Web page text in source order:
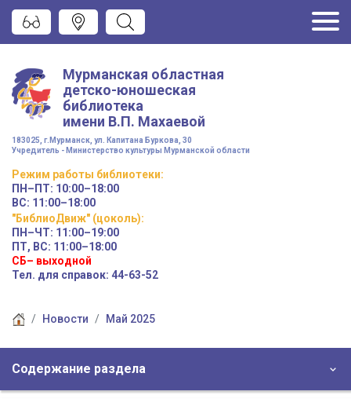
Мурманская областная
детско-юношеская
библиотека
имени В.П. Махаевой
183025, г.Мурманск, ул. Капитана Буркова, 30
Учредитель - Министерство культуры Мурманской области
Режим работы библиотеки:
ПН–ПТ: 10:00–18:00
ВС: 11:00–18:00
"БиблиоДвиж" (цоколь):
ПН–ЧТ: 11:00–19:00
ПТ, ВС: 11:00–18:00
СБ– выходной
Тел. для справок: 44-63-52
Новости Май 2025
Содержание раздела